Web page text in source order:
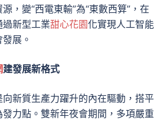
，變“西電東輸”為“東數西算”，在
新型工業甜心花園化實現人工智能
展。
建發展新格式
向新質生產力躍升的內在驅動，搭平
力點。雙新年夜會期間，多項嚴重